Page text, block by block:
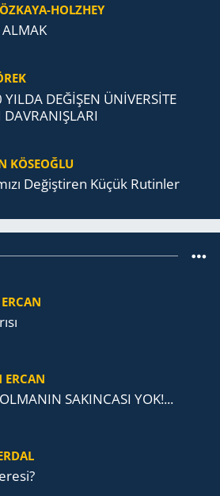
HOLZHEY
DEĞİŞEN ÜNİVERSİTE
DAVRANIŞLARI
KÖSEOĞLU
De­ğiş­ti­ren Küçük Ru­tin­ler
ERCAN
SAKINCASI YOK!...